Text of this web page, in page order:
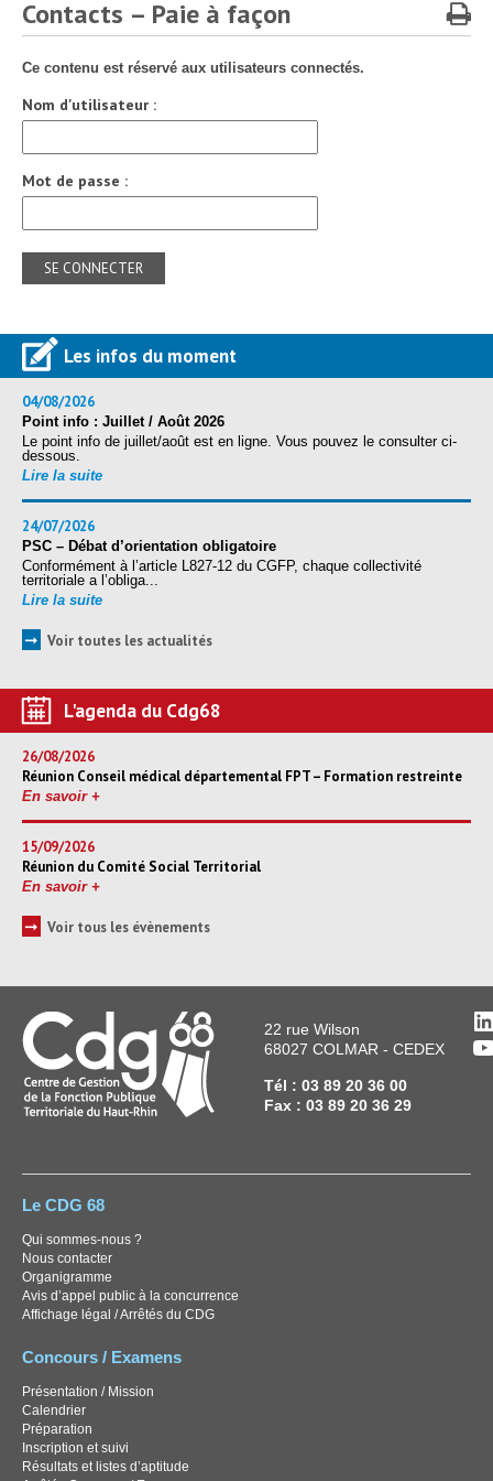
Santé Sécurité au Travail ▼
Documentation
Archivistes
e-services
Contacts – Paie à façon
Ce contenu est réservé aux utilisateurs connectés.
Nom d'utilisateur :
Mot de passe :
Les infos du moment
04/08/2026
Point info : Juillet / Août 2026
Le point info de juillet/août est en ligne. Vous pouvez le consulter ci-
dessous.
Lire la suite
24/07/2026
PSC – Débat d’orientation obligatoire
Conformément à l’article L827-12 du CGFP, chaque collectivité
territoriale a l’obliga...
Lire la suite
➞ Voir toutes les actualités
L'agenda du Cdg68
26/08/2026
Réunion Conseil médical départemental FPT – Formation restreinte
En savoir +
15/09/2026
Réunion du Comité Social Territorial
En savoir +
➞ Voir tous les évènements
22 rue Wilson
68027 COLMAR - CEDEX
Tél : 03 89 20 36 00
Fax : 03 89 20 36 29
Le CDG 68
Qui sommes-nous ?
Nous contacter
Organigramme
Avis d’appel public à la concurrence
Affichage légal / Arrêtés du CDG
Concours / Examens
Présentation / Mission
Calendrier
Préparation
Inscription et suivi
Résultats et listes d’aptitude